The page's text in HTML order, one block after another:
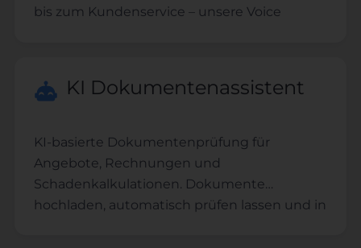
bis zum Kundenservice – unsere Voice
KI Dokumentenassistent
KI-basierte Dokumentenprüfung für
Angebote, Rechnungen und
Schadenkalkulationen. Dokumente
hochladen, automatisch prüfen lassen und in